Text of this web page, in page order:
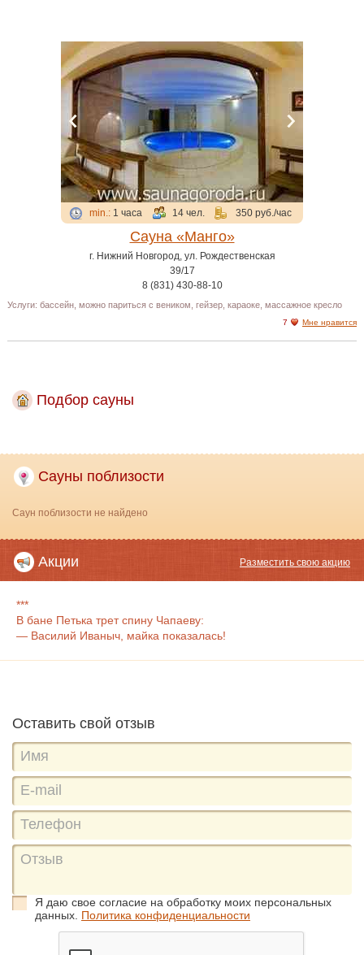
min.: 1 часа 14 чел. 350 руб./час
Сауна «Манго»
г. Нижний Новгород, ул. Рождественская
39/17
8 (831) 430-88-10
Услуги: бассейн, можно париться с веником, гейзер, караоке, массажное кресло
7 Мне нравится
Подбор сауны
Сауны поблизости
Саун поблизости не найдено
Акции Разместить свою акцию
***
В бане Петька трет спину Чапаеву:
— Василий Иваныч, майка показалась!
Оставить свой отзыв
Я даю свое согласие на обработку моих персональных
данных. Политика конфиденциальности